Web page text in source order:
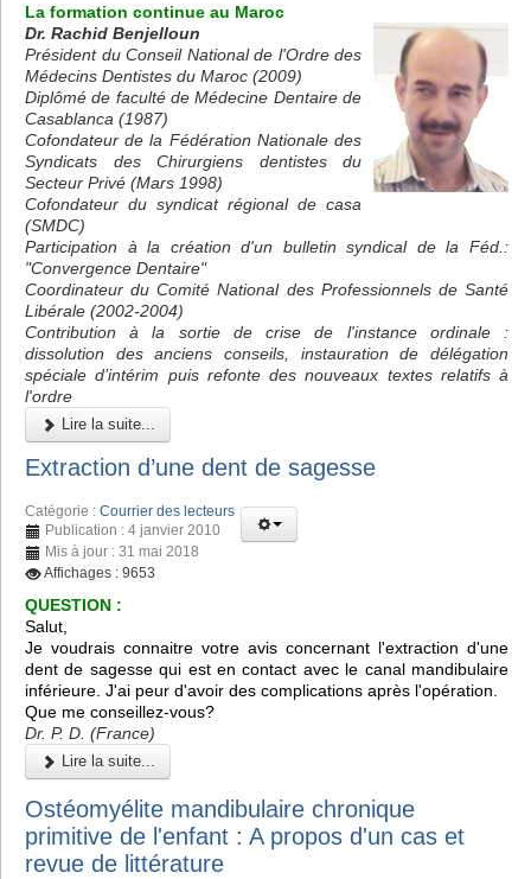
La formation continue au Maroc
Dr. Rachid Benjelloun
Président du Conseil National de l'Ordre des
Médecins Dentistes du Maroc (2009)
Diplômé de faculté de Médecine Dentaire de
Casablanca (1987)
Cofondateur de la Fédération Nationale des
Syndicats des Chirurgiens dentistes du
Secteur Privé (Mars 1998)
Cofondateur du syndicat régional de casa
(SMDC)
Participation à la création d'un bulletin syndical de la Féd.:
"Convergence Dentaire"
Coordinateur du Comité National des Professionnels de Santé
Libérale (2002-2004)
Contribution à la sortie de crise de l'instance ordinale :
dissolution des anciens conseils, instauration de délégation
spéciale d’intérim puis refonte des nouveaux textes relatifs à
l'ordre
Lire la suite...
Extraction d’une dent de sagesse
Catégorie : Courrier des lecteurs
Publication : 4 janvier 2010
Mis à jour : 31 mai 2018
Affichages : 9653
QUESTION :
Salut,
Je voudrais connaitre votre avis concernant l'extraction d'une
dent de sagesse qui est en contact avec le canal mandibulaire
inférieure. J'ai peur d'avoir des complications après l'opération.
Que me conseillez-vous?
Dr. P. D. (France)
Lire la suite...
Ostéomyélite mandibulaire chronique
primitive de l'enfant : A propos d'un cas et
revue de littérature